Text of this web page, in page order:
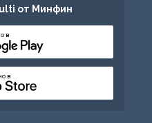
от Минфин
в
в